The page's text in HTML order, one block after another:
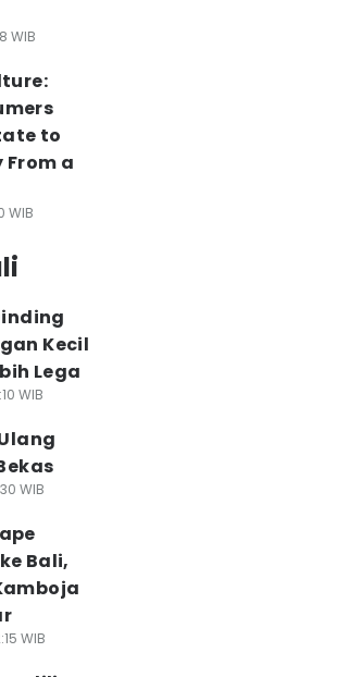
WIB
to
From a
WIB
Kecil
Lega
WIB
WIB
Bali,
WIB